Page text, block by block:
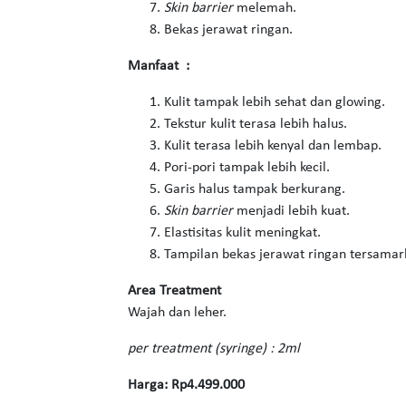
Skin barriermelemah.
Bekas jerawat ringan.
Manfaat :
Kulit tampak lebih sehat dan glowing.
Tekstur kulit terasa lebih halus.
Kulit terasa lebih kenyal dan lembap.
Pori-pori tampak lebih kecil.
Garis halus tampak berkurang.
Skin barriermenjadi lebih kuat.
Elastisitas kulit meningkat.
Tampilan bekas jerawat ringan
Area Treatment
Wajah dan leher.
per treatment (syringe) : 2ml
Harga: Rp4.499.000